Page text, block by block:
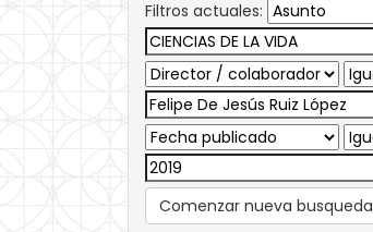
Filtros actuales:
Comenzar nueva busqueda